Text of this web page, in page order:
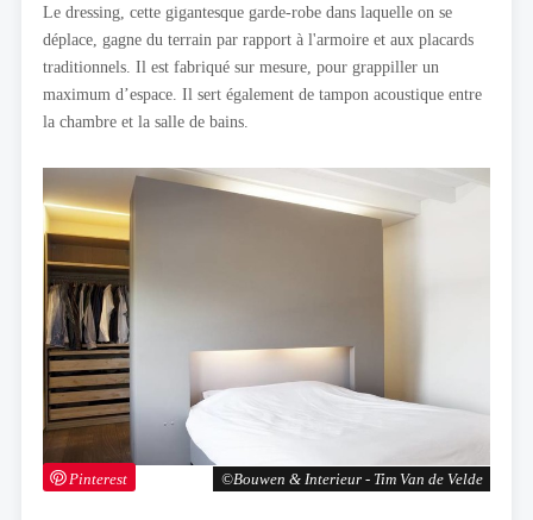
Bouwen & Interieur - Tim Van de Velde
Pinterest
Le dressing, cette gigantesque garde-robe dans laquelle on se
déplace, gagne du terrain par rapport à l'armoire et aux placards
traditionnels. Il est fabriqué sur mesure, pour grappiller un
maximum d’espace. Il sert également de tampon acoustique entre
la chambre et la salle de bains.